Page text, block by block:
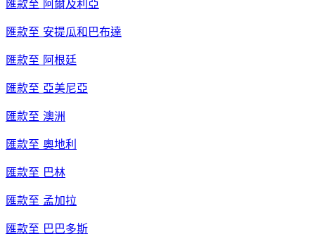
匯款至 阿爾及利亞
匯款至 安提瓜和巴布達
匯款至 阿根廷
匯款至 亞美尼亞
匯款至 澳洲
匯款至 奧地利
匯款至 巴林
匯款至 孟加拉
匯款至 巴巴多斯